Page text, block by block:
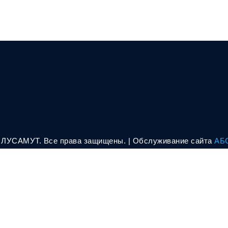
ЛУСАМУТ. Все права защищены. | Oбслуживание сайта